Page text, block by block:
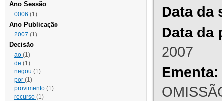
Ano Sessão
0006 (1)
Ano Publicação
2007 (1)
Decisão
ao (1)
de (1)
negou (1)
por (1)
provimento (1)
recurso (1)
Data da
Data da
2007
Ementa: